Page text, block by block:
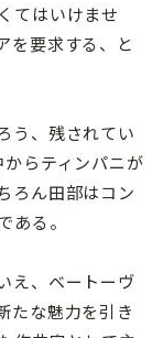
てはいけませ
を要求する、と
う、残されてい
らティンパニが
ろん田部はコン
ある。
え、ベートーヴ
たな魅力を引き